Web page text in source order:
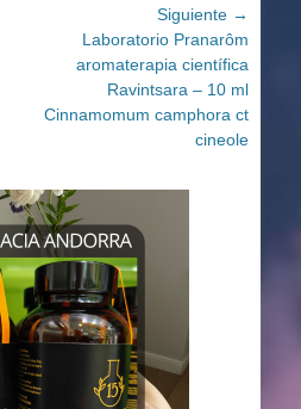
Siguiente →
Entrada
siguiente:
Laboratorio Pranarôm
aromaterapia científica
Ravintsara – 10 ml
Cinnamomum camphora ct
cineole